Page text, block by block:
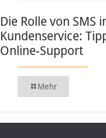
Die Rolle von SMS
Kundenservice:
Online-Support
Mehr